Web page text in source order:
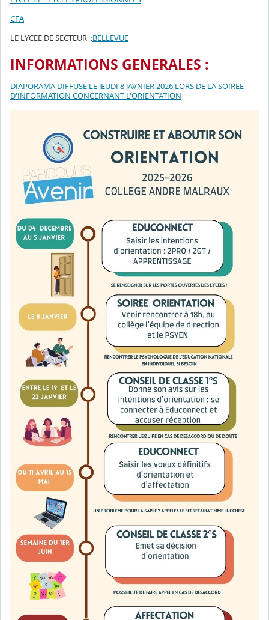
CFA
LE LYCEE DE SECTEUR :BELLEVUE
INFORMATIONS GENERALES :
DIAPORAMA DIFFUSÉ LE JEUDI 8 JAVNIER 2026 LORS DE LA SOIREE
D'INFORMATION CONCERNANT L'ORIENTATION